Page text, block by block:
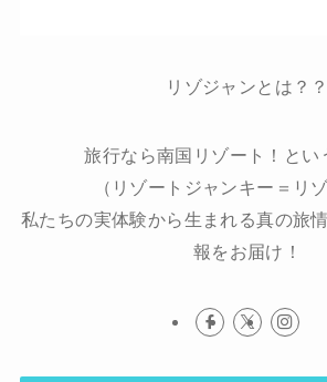
リゾジャンとは？？
旅行なら南国リゾート！とい
（リゾートジャンキー＝リ
私たちの実体験から生まれる真の旅
報をお届け！